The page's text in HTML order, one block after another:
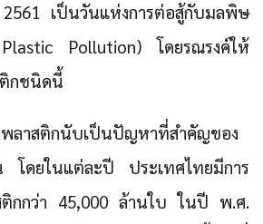
เป็นวันแห่งการต่อสู้กับมลพิษ
Pollution) โดยรณรงค์ให้
ติกชนิดนี้
ลาสติกนับเป็นปัญหาที่สำคัญของ
นโดยในแต่ละปี ประเทศไทยมีการ
กกว่า 45,000 ล้านใบ ในปี พ.ศ.